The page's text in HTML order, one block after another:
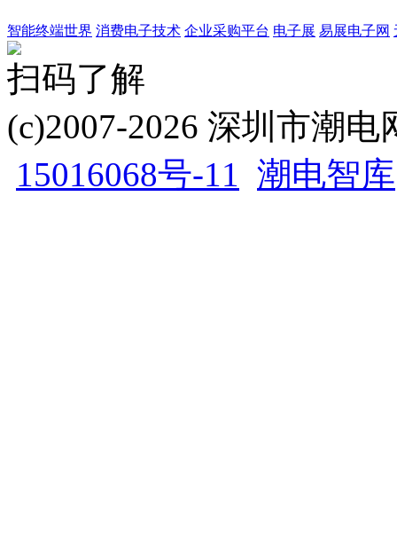
智能终端世界 消费电子技术 企业采购平台 电子展 易展电子网
扫码了解
(c)2007-2026 深圳市潮
15016068号-11 潮电智库